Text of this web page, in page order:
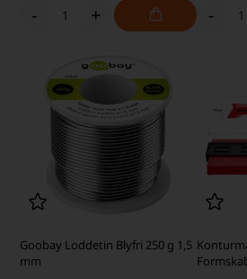
- + -
Goobay Loddetin Blyfri 250 g 1,5
mm